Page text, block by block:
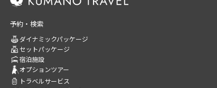
予約・検索
ダイナミックパッケージ
セットパッケージ
宿泊施設
オプションツアー
トラベルサービス